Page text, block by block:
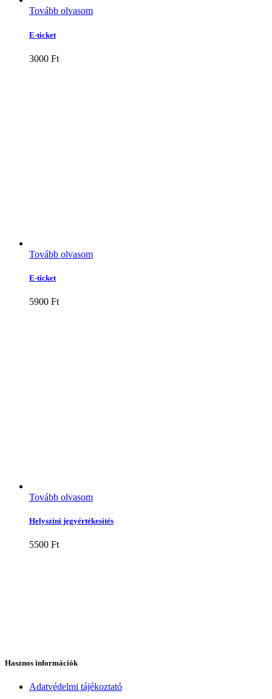
Tovább olvasom
E-ticket
3000 Ft
Tovább olvasom
E-ticket
5900 Ft
Tovább olvasom
Helyszíni jegyértékesítés
5500 Ft
Hasznos információk
Adatvédelmi tájékoztató